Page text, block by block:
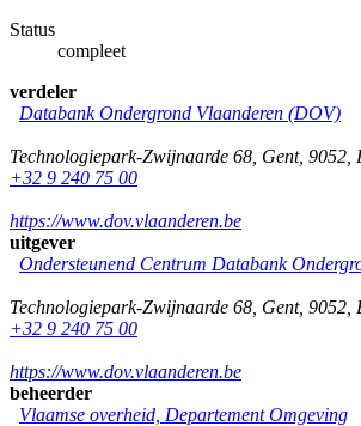
Status
compleet
verdeler
Databank Ondergrond Vlaanderen (DOV)
Technologiepark-Zwijnaarde 68 Gent, 9052
+32 9 240 75 00
https://www.dov.vlaanderen.be
uitgever
Ondersteunend Centrum Databank
Technologiepark-Zwijnaarde 68 Gent, 9052
+32 9 240 75 00
https://www.dov.vlaanderen.be
beheerder
Vlaamse overheid, Departement Omgeving